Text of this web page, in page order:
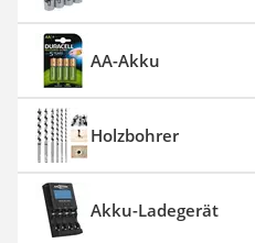
AA-Akku
Holzbohrer
Akku-Ladegerät